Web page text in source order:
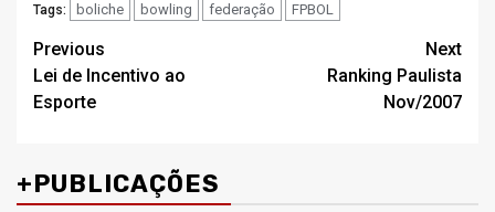
Tags: boliche bowling federação FPBOL
Post
navigation
Previous
Lei de Incentivo ao
Esporte
Next
Ranking Paulista
Nov/2007
+PUBLICAÇÕES